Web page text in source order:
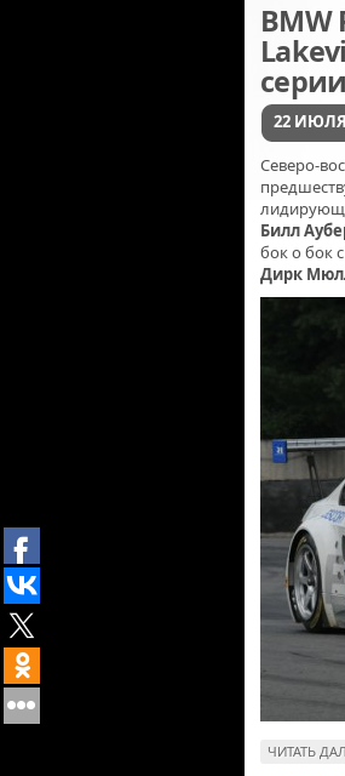
BMW
22 ИЮЛЯ
Северо-
Билл
бок о бок с
Дирк
ЧИТАТЬ